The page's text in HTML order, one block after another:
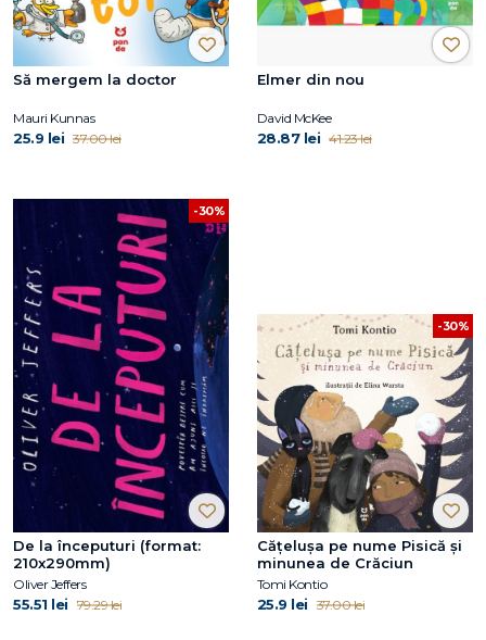
Să mergem la doctor
Mauri Kunnas
25.9 lei 37.00 lei
Elmer din nou
David McKee
28.87 lei 41.23 lei
-30%
De la începuturi (format:
210x290mm)
Oliver Jeffers
55.51 lei 79.29 lei
-30%
Cățelușa pe nume Pisică și
minunea de Crăciun
Tomi Kontio
25.9 lei 37.00 lei